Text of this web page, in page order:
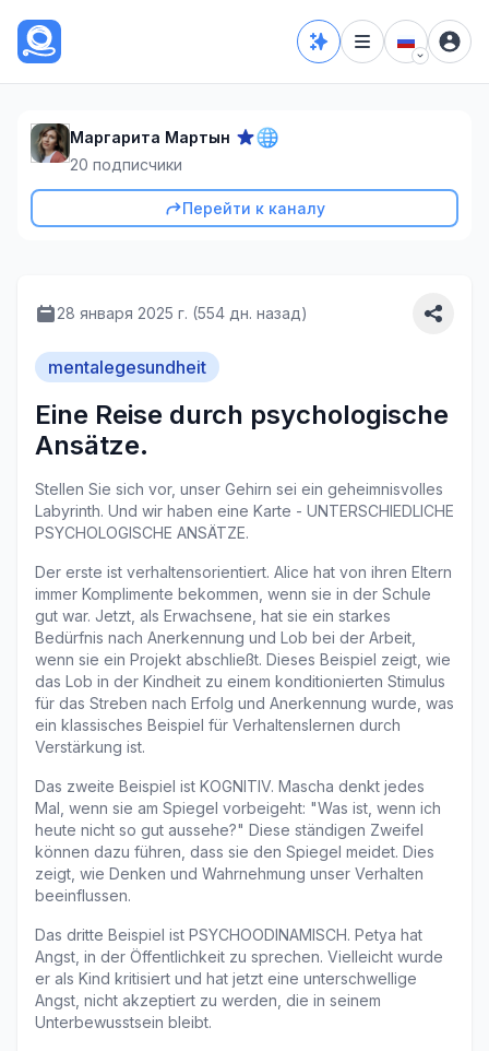
Маргарита Мартын
20 подписчики
Перейти к каналу
28 января 2025 г. (554 дн. назад)
mentalegesundheit
Eine Reise durch psychologische
Ansätze.
Stellen Sie sich vor, unser Gehirn sei ein geheimnisvolles
Labyrinth. Und wir haben eine Karte - UNTERSCHIEDLICHE
PSYCHOLOGISCHE ANSÄTZE.
Der erste ist verhaltensorientiert. Alice hat von ihren Eltern
immer Komplimente bekommen, wenn sie in der Schule
gut war. Jetzt, als Erwachsene, hat sie ein starkes
Bedürfnis nach Anerkennung und Lob bei der Arbeit,
wenn sie ein Projekt abschließt. Dieses Beispiel zeigt, wie
das Lob in der Kindheit zu einem konditionierten Stimulus
für das Streben nach Erfolg und Anerkennung wurde, was
ein klassisches Beispiel für Verhaltenslernen durch
Verstärkung ist.
Das zweite Beispiel ist KOGNITIV. Mascha denkt jedes
Mal, wenn sie am Spiegel vorbeigeht: "Was ist, wenn ich
heute nicht so gut aussehe?" Diese ständigen Zweifel
können dazu führen, dass sie den Spiegel meidet. Dies
zeigt, wie Denken und Wahrnehmung unser Verhalten
beeinflussen.
Das dritte Beispiel ist PSYCHOODINAMISCH. Petya hat
Angst, in der Öffentlichkeit zu sprechen. Vielleicht wurde
er als Kind kritisiert und hat jetzt eine unterschwellige
Angst, nicht akzeptiert zu werden, die in seinem
Unterbewusstsein bleibt.